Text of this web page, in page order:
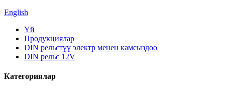
English
Үй
Продукциялар
DIN рельстүү электр менен камсыздоо
DIN рельс 12V
Категориялар